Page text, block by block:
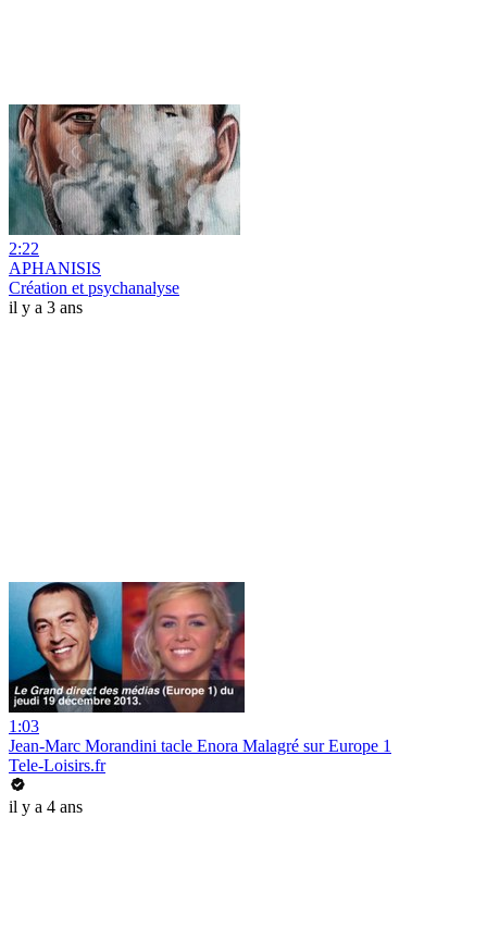
2:22
APHANISIS
Création et psychanalyse
il y a 3 ans
1:03
Jean-Marc Morandini tacle Enora Malagré sur Europe 1
Tele-Loisirs.fr
il y a 4 ans